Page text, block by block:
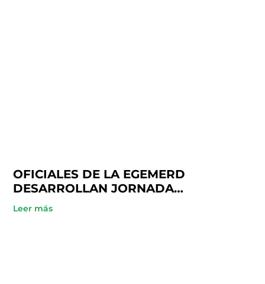
OFICIALES DE LA EGEMERD
DESARROLLAN JORNADA
ACADÉMICA EN COOPINFA
Leer más